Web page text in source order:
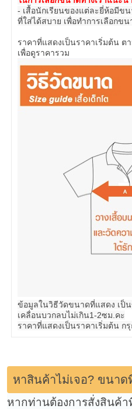
- เสื้อนักเรียนของแต่ละยี่ห้อมีข
ที่ใส่ได้สบาย เพื่อทำการเลือกข
ราคาที่แสดงเป็นราคาเริ่มต้น
เพื่อดูราคารวม
ข้อมูลในวิธีวัดขนาดที่แสดง เป็
เคลื่อนบวกลบไม่เกิน1-2ซม.คะ
ราคาที่แสดงเป็นราคาเริ่มต้น ก
หาสินค้าไม่เจอ? ขนาด
หากท่านต้องการสั่งสินค้า